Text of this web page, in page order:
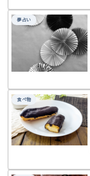
夢占い
食べ物